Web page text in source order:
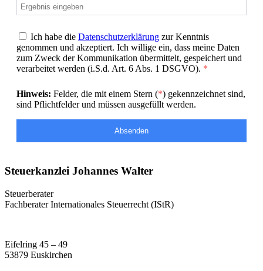
Ich habe die Datenschutzerklärung zur Kenntnis
genommen und akzeptiert. Ich willige ein, dass meine Daten
zum Zweck der Kommunikation übermittelt, gespeichert und
verarbeitet werden (i.S.d. Art. 6 Abs. 1 DSGVO). *
Hinweis: Felder, die mit einem Stern (*) gekennzeichnet sind,
sind Pflichtfelder und müssen ausgefüllt werden.
Absenden
Steuerkanzlei Johannes Walter
Steuerberater
Fachberater Internationales Steuerrecht (IStR)
Eifelring 45 – 49
53879 Euskirchen